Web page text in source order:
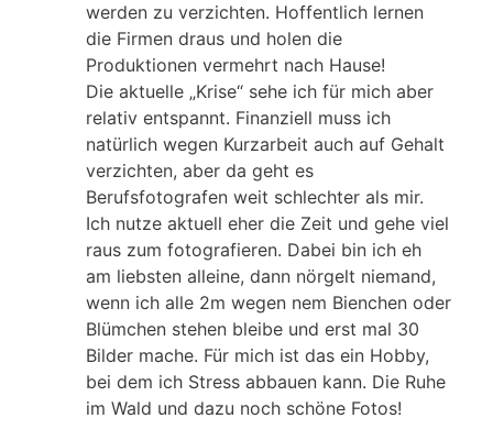
werden zu verzichten. Hoffentlich lernen
die Firmen draus und holen die
Produktionen vermehrt nach Hause!
Die aktuelle „Krise“ sehe ich für mich aber
relativ entspannt. Finanziell muss ich
natürlich wegen Kurzarbeit auch auf Gehalt
verzichten, aber da geht es
Berufsfotografen weit schlechter als mir.
Ich nutze aktuell eher die Zeit und gehe viel
raus zum fotografieren. Dabei bin ich eh
am liebsten alleine, dann nörgelt niemand,
wenn ich alle 2m wegen nem Bienchen oder
Blümchen stehen bleibe und erst mal 30
Bilder mache. Für mich ist das ein Hobby,
bei dem ich Stress abbauen kann. Die Ruhe
im Wald und dazu noch schöne Fotos!